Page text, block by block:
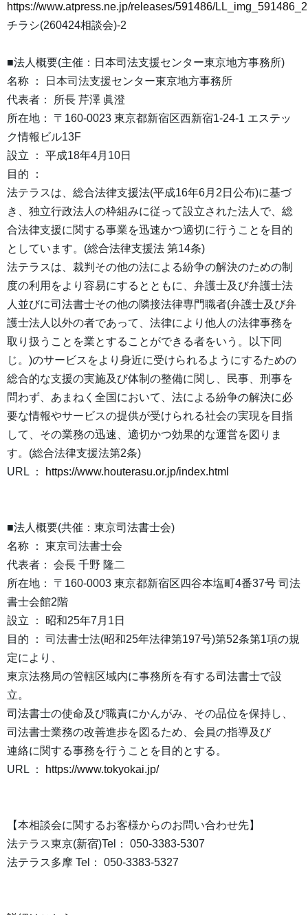
https://www.atpress.ne.jp/releases/591486/
チラシ(260424相談会)-2
■法人概要(主催：日本司法支援センター東京地方事務所)
名称 ： 日本司法支援センター東京地方事務所
代表者： 所長 芹澤 眞澄
所在地： 〒160-0023 東京都新宿区西新宿1-24-1 エステッ
ク情報ビル13F
設立 ： 平成18年4月10日
目的 ：
法テラスは、総合法律支援法(平成16年6月2日公布)に基づ
き、独立行政法人の枠組みに従って設立された法人で、総
合法律支援に関する事業を迅速かつ適切に行うことを目的
としています。(総合法律支援法 第14条)
法テラスは、裁判その他の法による紛争の解決のための制
度の利用をより容易にするとともに、弁護士及び弁護士法
人並びに司法書士その他の隣接法律専門職者(弁護士及び弁
護士法人以外の者であって、法律により他人の法律事務を
取り扱うことを業とすることができる者をいう。以下同
じ。)のサービスをより身近に受けられるようにするための
総合的な支援の実施及び体制の整備に関し、民事、刑事を
問わず、あまねく全国において、法による紛争の解決に必
要な情報やサービスの提供が受けられる社会の実現を目指
して、その業務の迅速、適切かつ効果的な運営を図りま
す。(総合法律支援法第2条)
URL ：
https://www.houterasu.or.jp/index.html
■法人概要(共催：東京司法書士会)
名称 ： 東京司法書士会
代表者： 会長 千野 隆二
所在地： 〒160-0003 東京都新宿区四谷本塩町4番37号 司法
書士会館2階
設立 ： 昭和25年7月1日
目的 ： 司法書士法(昭和25年法律第197号)第52条第1項の規
定により、
東京法務局の管轄区域内に事務所を有する司法書士で設
立。
司法書士の使命及び職責にかんがみ、その品位を保持し、
司法書士業務の改善進歩を図るため、会員の指導及び
連絡に関する事務を行うことを目的とする。
URL ：
https://www.tokyokai.jp/
【本相談会に関するお客様からのお問い合わせ先】
法テラス東京(新宿)Tel： 050-3383-5307
法テラス多摩 Tel： 050-3383-5327